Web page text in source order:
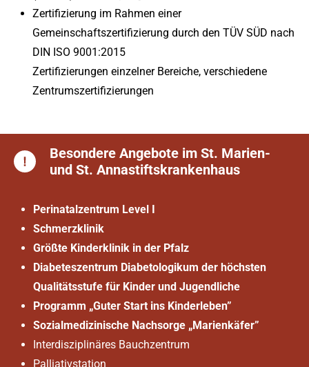
Zertifizierung im Rahmen einer
Gemeinschaftszertifizierung durch den TÜV SÜD nach
DIN ISO 9001:2015
Zertifizierungen einzelner Bereiche, verschiedene
Zentrumszertifizierungen
Besondere Angebote im St. Marien-
und St. Annastiftskrankenhaus
Perinatalzentrum Level I
Schmerzklinik
Größte Kinderklinik in der Pfalz
Diabeteszentrum Diabetologikum der höchsten
Qualitätsstufe für Kinder und Jugendliche
Programm „Guter Start ins Kinderleben”
Sozialmedizinische Nachsorge „Marienkäfer”
Interdisziplinäres Bauchzentrum
Palliativstation